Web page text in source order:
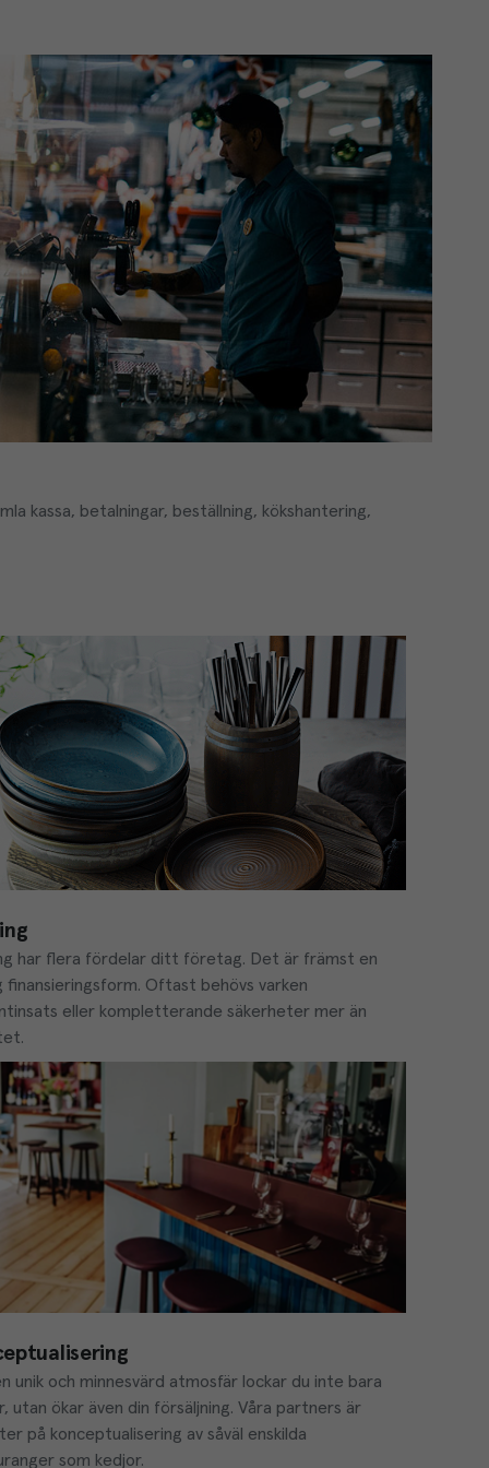
kassa, betalningar, beställning, kökshantering,
har flera fördelar ditt företag. Det är främst en
finansieringsform. Oftast behövs varken
eller kompletterande säkerheter mer än
unik och minnesvärd atmosfär lockar du inte bara
utan ökar även din försäljning. Våra partners är
på konceptualisering av såväl enskilda
som kedjor.